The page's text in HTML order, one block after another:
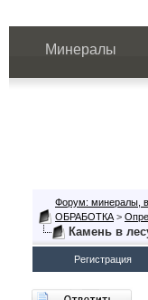
Минералы
Форум: минералы,
ОБРАБОТКА >
Камень в
Регистрация